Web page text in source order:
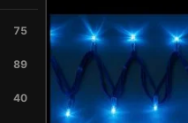
75
89
40